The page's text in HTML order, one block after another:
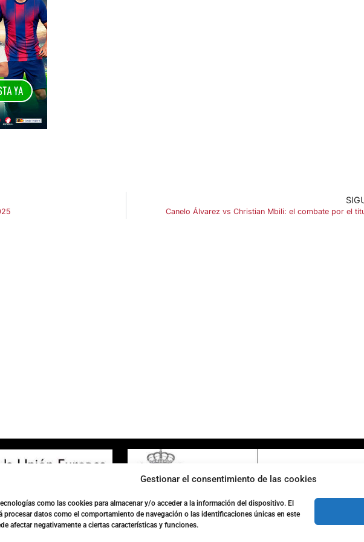
Gestionar el consentimiento de las cookies
como las cookies para almacenar y/o acceder a la información del dispositivo. El
datos como el comportamiento de navegación o las identificaciones únicas en este
afectar negativamente a ciertas características y funciones.
Canelo Álvarez vs Christian Mbili: el combate por el